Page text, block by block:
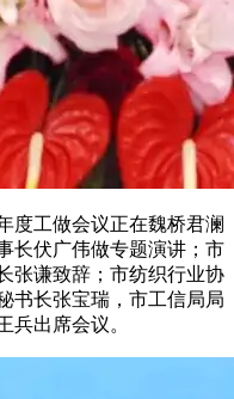
工做会议正在魏桥君澜
长伏广伟做专题演讲；市
张谦致辞；市纺织行业协
书长张宝瑞，市工信局局
兵出席会议。